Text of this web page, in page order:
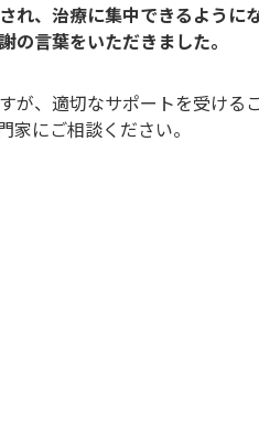
れ、治療に集中できるように
言葉をいただきました。
が、適切なサポートを受ける
にご相談ください。